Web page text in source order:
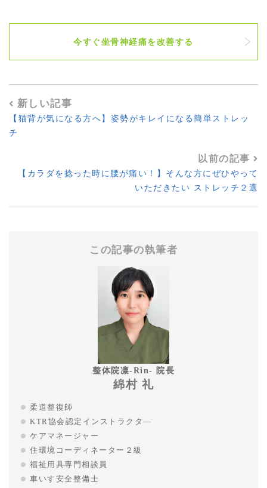
今すぐ坐骨神経痛を改善する
新しい記事
【猫背が気になる方へ】姿勢がキレイになる簡単ストレッ
チ
以前の記事
【カラダを捻った時に腰が痛い！】そんな方にぜひやって
いただきたい ストレッチ２選
この記事の執筆者
整体院凛-Rin- 院長
綿村 礼
柔道整復師
KTR協会認定インストラクタ―
ケアマネージャー
住環境コーディネーター２級
福祉用具専門相談員
車いす安全整備士